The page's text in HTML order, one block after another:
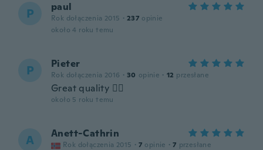
P paul
Rok dołączenia 2015 · 237 opinie
około 4 roku temu
P Pieter
Rok dołączenia 2016 · 30 opinie · 12 przesłane
Great quality 👌🏻
około 5 roku temu
A Anett-Cathrin
Rok dołączenia 2015 · 7 opinie · 7 przesłane